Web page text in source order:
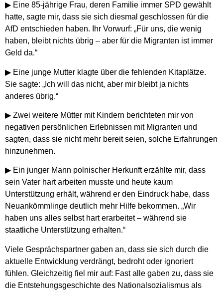
▶ Eine 85-jährige Frau, deren Familie immer SPD gewählt
hatte, sagte mir, dass sie sich diesmal geschlossen für die
AfD entschieden haben. Ihr Vorwurf: „Für uns, die wenig
haben, bleibt nichts übrig – aber für die Migranten ist immer
Geld da.“
▶ Eine junge Mutter klagte über die fehlenden Kitaplätze.
Sie sagte: „Ich will das nicht, aber mir bleibt ja nichts
anderes übrig.“
▶ Zwei weitere Mütter mit Kindern berichteten mir von
negativen persönlichen Erlebnissen mit Migranten und
sagten, dass sie nicht mehr bereit seien, solche Erfahrungen
hinzunehmen.
▶ Ein junger Mann polnischer Herkunfterzählte mir, dass
sein Vater hart arbeiten musste und heute kaum
Unterstützung erhält, während er den Eindruck habe, dass
Neuankömmlinge deutlich mehr Hilfe bekommen. „Wir
haben uns alles selbst hart erarbeitet – während sie
staatliche Unterstützung erhalten.“
Viele Gesprächspartner gaben an, dass sie sich durch die
aktuelle Entwicklung verdrängt, bedroht oder ignoriert
fühlen. Gleichzeitig fiel mir auf: Fast alle gaben zu, dass sie
die Entstehungsgeschichte des Nationalsozialismus als